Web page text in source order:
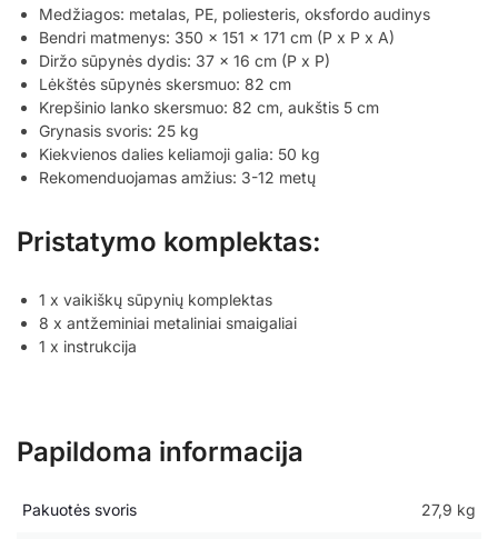
Medžiagos: metalas, PE, poliesteris, oksfordo audinys
Bendri matmenys: 350 x 151 x 171 cm (P x P x A)
Diržo sūpynės dydis: 37 x 16 cm (P x P)
Lėkštės sūpynės skersmuo: 82 cm
Krepšinio lanko skersmuo: 82 cm, aukštis 5 cm
Grynasis svoris: 25 kg
Kiekvienos dalies keliamoji galia: 50 kg
Rekomenduojamas amžius: 3-12 metų
Pristatymo komplektas:
1 x vaikiškų sūpynių komplektas
8 x antžeminiai metaliniai smaigaliai
1 x instrukcija
Papildoma informacija
Pakuotės svoris 27,9 kg